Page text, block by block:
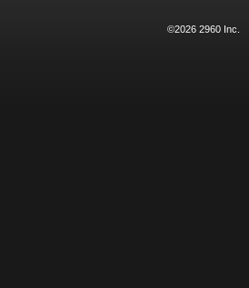
©2026 2960 Inc.